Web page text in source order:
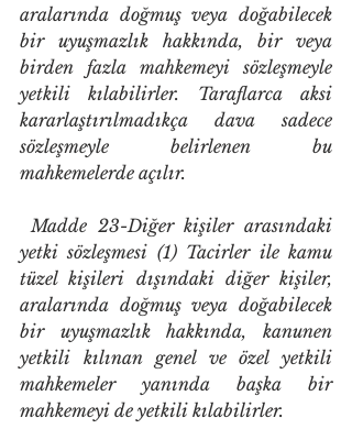
aralarında doğmuş veya doğabilecek
bir uyuşmazlık hakkında, bir veya
birden fazla mahkemeyi sözleşmeyle
yetkili kılabilirler. Taraflarca aksi
kararlaştırılmadıkça dava sadece
sözleşmeyle belirlenen bu
mahkemelerde açılır.
Madde 23-Diğer kişiler arasındaki
yetki sözleşmesi (1) Tacirler ile kamu
tüzel kişileri dışındaki diğer kişiler,
aralarında doğmuş veya doğabilecek
bir uyuşmazlık hakkında, kanunen
yetkili kılınan genel ve özel yetkili
mahkemeler yanında başka bir
mahkemeyi de yetkili kılabilirler.